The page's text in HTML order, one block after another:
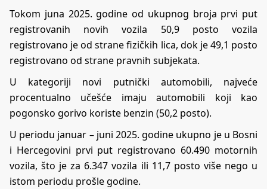
Tokom juna 2025. godine od ukupnog broja prvi put
registrovanih novih vozila 50,9 posto vozila
registrovano je od strane fizičkih lica, dok je 49,1 posto
registrovano od strane pravnih subjekata.
U kategoriji novi putnički automobili, najveće
procentualno učešće imaju automobili koji kao
pogonsko gorivo koriste benzin (50,2 posto).
U periodu januar – juni 2025. godine ukupno je u Bosni
i Hercegovini prvi put registrovano 60.490 motornih
vozila, što je za 6.347 vozila ili 11,7 posto više nego u
istom periodu prošle godine.